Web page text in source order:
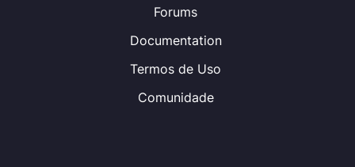
Forums
Documentation
Termos de Uso
Comunidade